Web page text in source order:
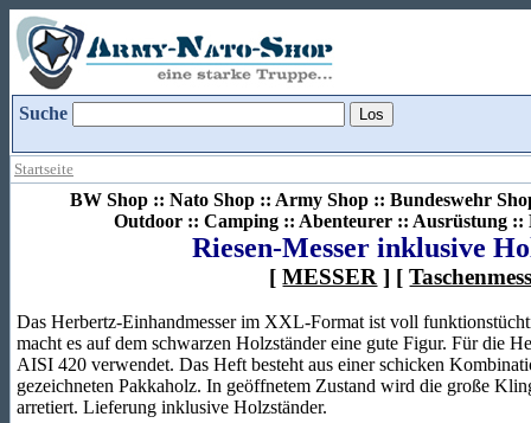
Suche
Startseite
BW Shop :: Nato Shop :: Army Shop :: Bundeswehr
Outdoor :: Camping :: Abenteurer :: Ausrüstung ::
Riesen-Messer inklusive
[MESSER ] [
Das Herbertz-Einhandmesser im XXL-Format ist voll
macht es auf dem schwarzen Holzständer eine gute Figur. Für die
AISI 420 verwendet. Das Heft besteht aus einer schicken
gezeichneten Pakkaholz. In geöffnetem Zustand wird die große
arretiert. Lieferung inklusive Holzständer.